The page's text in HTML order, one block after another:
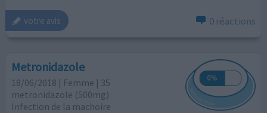
votre avis 0 réactions
Metronidazole
18/06/2018 | Femme | 35
metronidazole (500mg)
Infection de la machoire